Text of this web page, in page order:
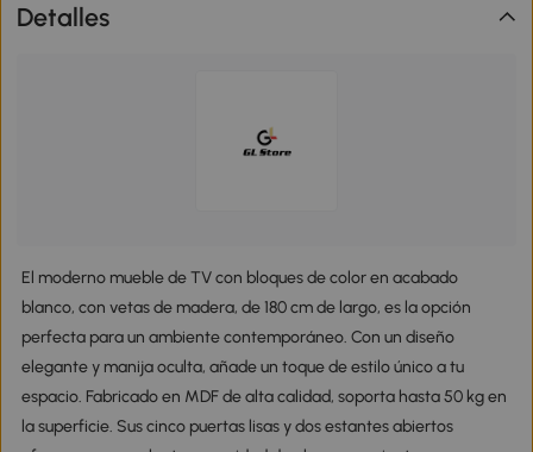
Detalles
El moderno mueble de TV con bloques de color en acabado
blanco, con vetas de madera, de 180 cm de largo, es la opción
perfecta para un ambiente contemporáneo. Con un diseño
elegante y manija oculta, añade un toque de estilo único a tu
espacio. Fabricado en MDF de alta calidad, soporta hasta 50 kg en
la superficie. Sus cinco puertas lisas y dos estantes abiertos